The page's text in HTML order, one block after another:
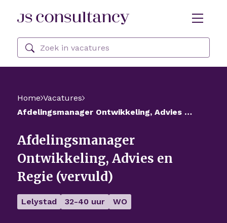
Skip Navigation or Skip to Content
Zoeken
Home Vacatures
Afdelingsmanager Ontwikkeling, Advies en Regie (vervuld)
Afdelingsmanager
Ontwikkeling, Advies en
Regie (vervuld)
Lelystad 32-40 uur WO